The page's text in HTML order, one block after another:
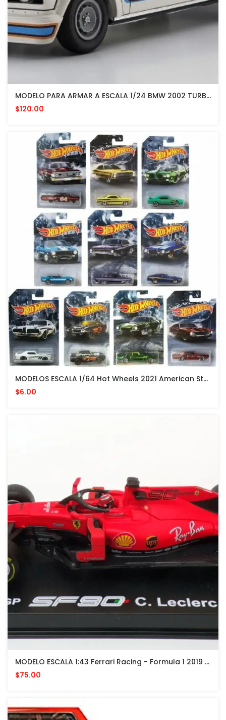
MODELO PARA ARMAR A ESCALA 1/24 BMW 2002 TURBO
$120.00
MODELOS ESCALA 1/64 Hot Wheels 2021 American Steel Muscle Cars
$6.00
MODELO ESCALA 1:43 Ferrari Racing - Formula 1 2019 Australian #16 Charles Leclerc Red
$75.00